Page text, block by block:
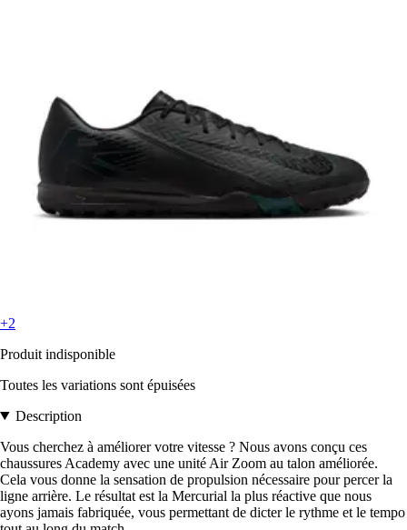
+2
Produit indisponible
Toutes les variations sont épuisées
Description
Vous cherchez à améliorer votre vitesse ? Nous avons conçu ces
chaussures Academy avec une unité Air Zoom au talon améliorée.
Cela vous donne la sensation de propulsion nécessaire pour percer la
ligne arrière. Le résultat est la Mercurial la plus réactive que nous
ayons jamais fabriquée, vous permettant de dicter le rythme et le tempo